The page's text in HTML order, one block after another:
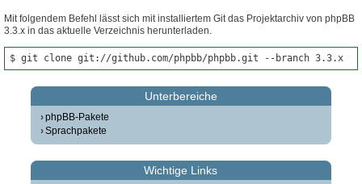
Mit folgendem Befehl lässt sich mit installiertem Git das Projektarchiv von phpBB
3.3.x in das aktuelle Verzeichnis herunterladen.
$ git clone git://github.com/phpbb/phpbb.git --branch 3.3.x
Unterbereiche
phpBB-Pakete
Sprachpakete
Wichtige Links